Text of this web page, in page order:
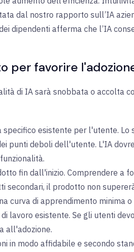
dal nostro rapporto sull’IA
dipendenti afferma che l’IA
per favorire
di IA sarà snobbata o accolta
specifico esistente per l'utente.
punti deboli dell'utente. L'IA
fin dall'inizio. Comprendere a
secondari, il prodotto non
curva di apprendimento minima
lavoro esistente. Se gli utenti
all'adozione.
in modo affidabile e secondo